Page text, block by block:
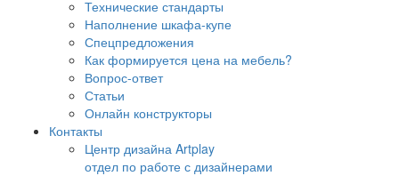
Технические стандарты
Наполнение шкафа-купе
Спецпредложения
Как формируется цена на мебель?
Вопрос-ответ
Статьи
Онлайн конструкторы
Контакты
Центр дизайна Artplay
отдел по работе с дизайнерами